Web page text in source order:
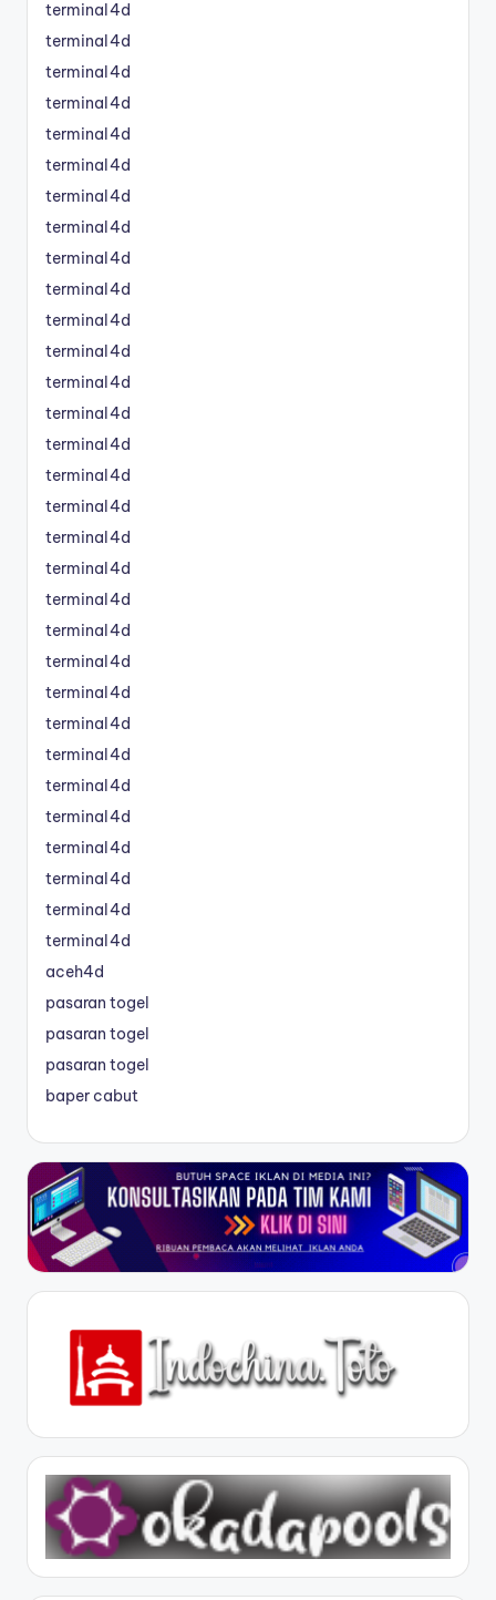
terminal4d
terminal4d
terminal4d
terminal4d
terminal4d
terminal4d
terminal4d
terminal4d
terminal4d
terminal4d
terminal4d
terminal4d
terminal4d
terminal4d
terminal4d
terminal4d
terminal4d
terminal4d
terminal4d
terminal4d
terminal4d
terminal4d
terminal4d
terminal4d
terminal4d
terminal4d
terminal4d
terminal4d
terminal4d
terminal4d
terminal4d
aceh4d
pasaran togel
pasaran togel
pasaran togel
baper cabut